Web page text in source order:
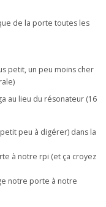
de la porte toutes les
petit, un peu moins cher
au lieu du résonateur (16
peu à digérer) dans la
à notre rpi (et ça croyez
notre porte à notre